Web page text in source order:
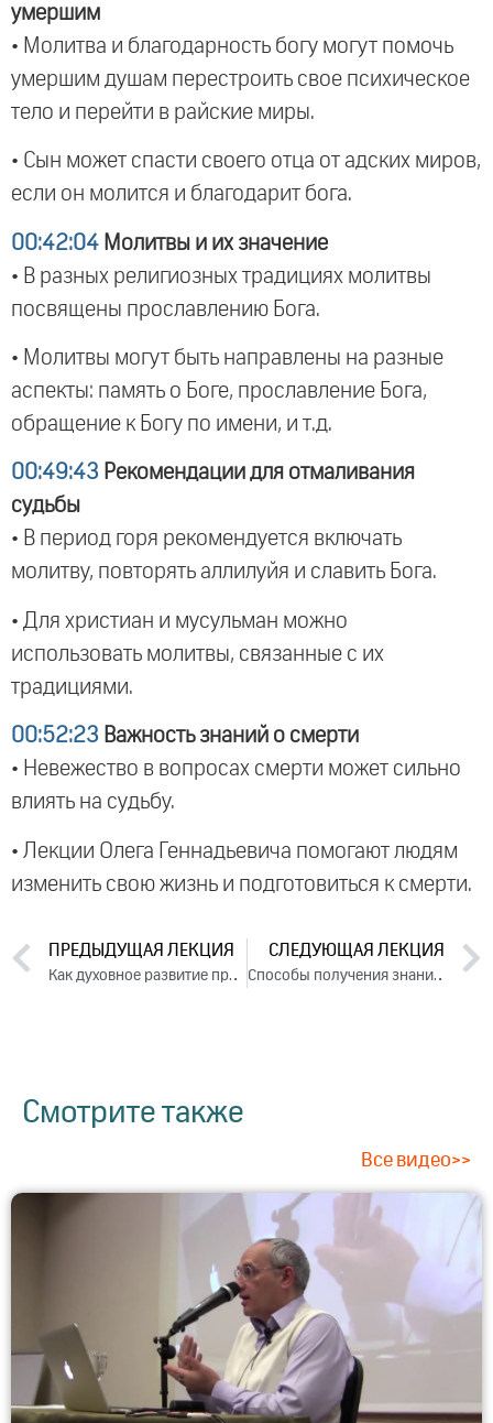
умершим
• Молитва и благодарность богу могут помочь
умершим душам перестроить свое психическое
тело и перейти в райские миры.
• Сын может спасти своего отца от адских миров,
если он молится и благодарит бога.
00:42:04 Молитвы и их значение
• В разных религиозных традициях молитвы
посвящены прославлению Бога.
• Молитвы могут быть направлены на разные
аспекты: память о Боге, прославление Бога,
обращение к Богу по имени, и т.д.
00:49:43 Рекомендации для отмаливания
судьбы
• В период горя рекомендуется включать
молитву, повторять аллилуйя и славить Бога.
• Для христиан и мусульман можно
использовать молитвы, связанные с их
традициями.
00:52:23 Важность знаний о смерти
• Невежество в вопросах смерти может сильно
влиять на судьбу.
• Лекции Олега Геннадьевича помогают людям
изменить свою жизнь и подготовиться к смерти.
ПРЕДЫДУЩАЯ ЛЕКЦИЯ
Как духовное развитие приводит к успешной жизни (вебинар, 2024)
СЛЕДУЮЩАЯ ЛЕКЦИЯ
Способы получения знаний. Ответы на вопросы, 2024
Смотрите также
Все видео>>